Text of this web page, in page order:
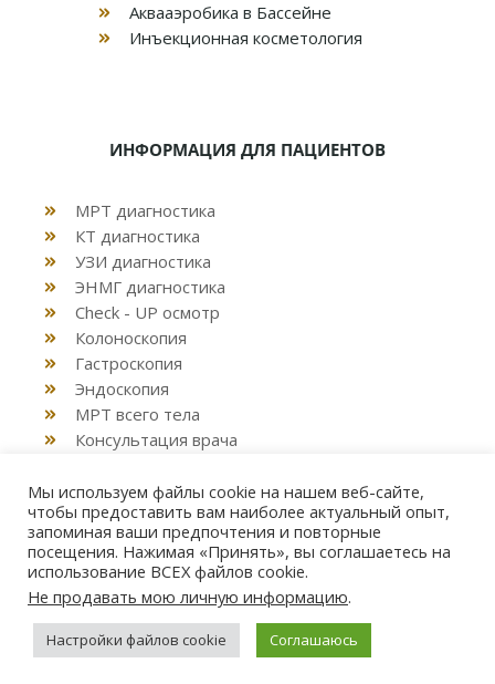
Аквааэробика в Бассейне
Инъекционная косметология
ИНФОРМАЦИЯ ДЛЯ ПАЦИЕНТОВ
МРТ диагностика
КТ диагностика
УЗИ диагностика
ЭНМГ диагностика
Check - UP осмотр
Колоноскопия
Гастроскопия
Эндоскопия
МРТ всего тела
Консультация врача
© 2026 DocLife Клиника. Киев. Район Позняки, Осокорки,
ЖК RiverStone
Info Trend-DesignedandDeve lopedbyAstra Zak
Мы используем файлы cookie на нашем веб-сайте,
чтобы предоставить вам наиболее актуальный опыт,
запоминая ваши предпочтения и повторные
посещения. Нажимая «Принять», вы соглашаетесь на
использование ВСЕХ файлов cookie.
Не продавать мою личную информацию.
Настройки файлов cookie Соглашаюсь